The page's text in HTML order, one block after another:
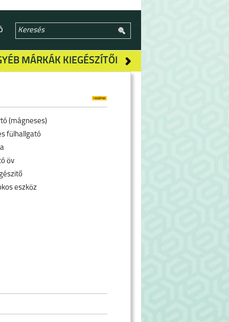
MÁRKÁK KIEGÉSZÍTŐI
(mágneses)
fülhallgató
öv
eszköz